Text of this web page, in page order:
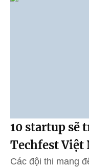
10 startup sẽ
Techfest Việt
Các đội thi mang